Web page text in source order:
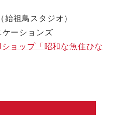
祖鳥スタジオ）
ーションズ
ショップ「昭和な魚住ひな